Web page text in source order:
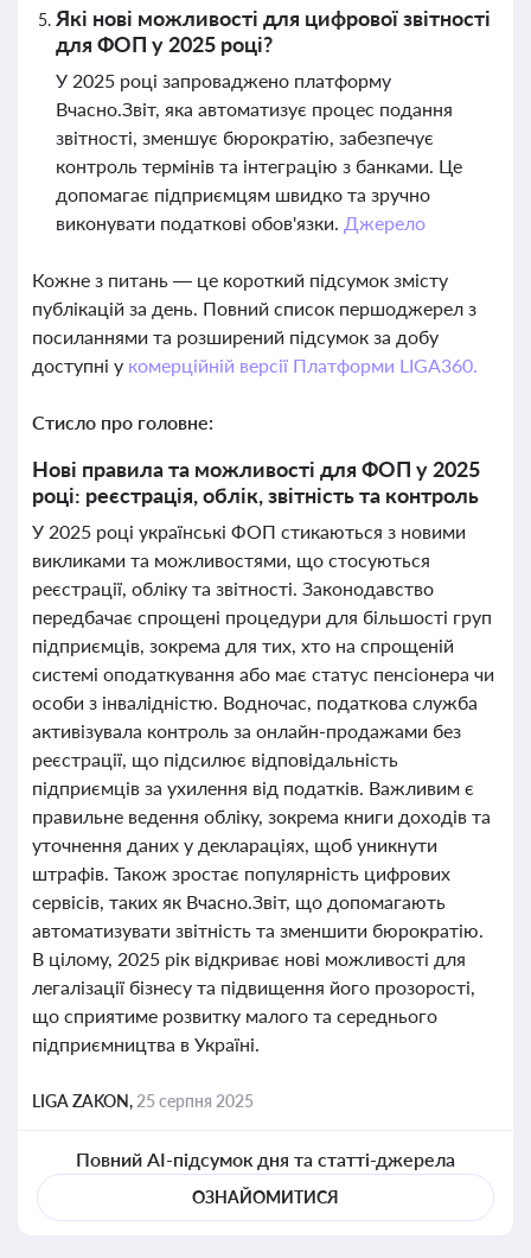
Які нові можливості для цифрової звітності
для ФОП у 2025 році?
У 2025 році запроваджено платформу
Вчасно.Звіт, яка автоматизує процес подання
звітності, зменшує бюрократію, забезпечує
контроль термінів та інтеграцію з банками. Це
допомагає підприємцям швидко та зручно
виконувати податкові обов'язки. Джерело
Кожне з питань — це короткий підсумок змісту
публікацій за день. Повний список першоджерел з
посиланнями та розширений підсумок за добу
доступні у комерційній версії Платформи LIGA360.
Стисло про головне:
Нові правила та можливості для ФОП у 2025
році: реєстрація, облік, звітність та контроль
У 2025 році українські ФОП стикаються з новими
викликами та можливостями, що стосуються
реєстрації, обліку та звітності. Законодавство
передбачає спрощені процедури для більшості груп
підприємців, зокрема для тих, хто на спрощеній
системі оподаткування або має статус пенсіонера чи
особи з інвалідністю. Водночас, податкова служба
активізувала контроль за онлайн-продажами без
реєстрації, що підсилює відповідальність
підприємців за ухилення від податків. Важливим є
правильне ведення обліку, зокрема книги доходів та
уточнення даних у деклараціях, щоб уникнути
штрафів. Також зростає популярність цифрових
сервісів, таких як Вчасно.Звіт, що допомагають
автоматизувати звітність та зменшити бюрократію.
В цілому, 2025 рік відкриває нові можливості для
легалізації бізнесу та підвищення його прозорості,
що сприятиме розвитку малого та середнього
підприємництва в Україні.
LIGA ZAKON, 25 серпня 2025
Повний AI-підсумок дня та статті-джерела
ОЗНАЙОМИТИСЯ